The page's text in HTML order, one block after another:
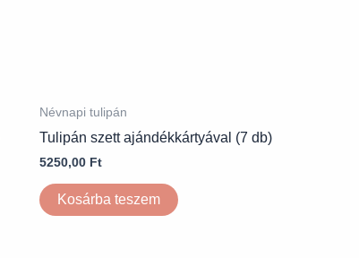
Névnapi tulipán
Tulipán szett ajándékkártyával (7 db)
5250,00 Ft
Kosárba teszem